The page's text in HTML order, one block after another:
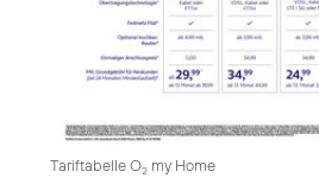
Tariftabelle O2 my Home